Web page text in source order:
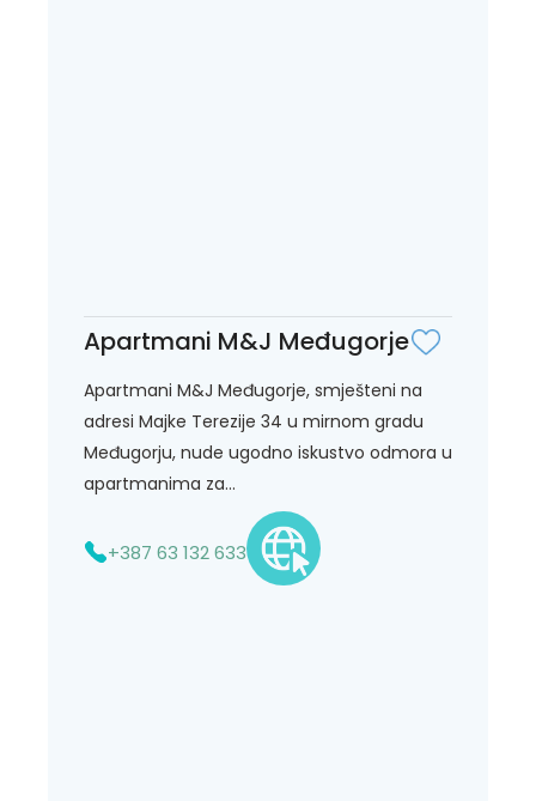
Apartmani M&J Međugorje
Apartmani M&J Međugorje, smješteni na
adresi Majke Terezije 34 u mirnom gradu
Međugorju, nude ugodno iskustvo odmora u
apartmanima za...
+387 63 132 633